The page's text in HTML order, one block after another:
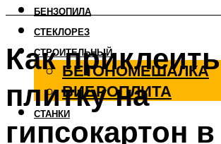
БЕНЗОПИЛА
СТЕКЛОРЕЗ
СТРОИТЕЛЬНЫЙ
БЕТОНОМЕШАЛКА
ВИБРОПЛИТА
СТАНКИ
Как приклеить
плитку на
гипсокартон в